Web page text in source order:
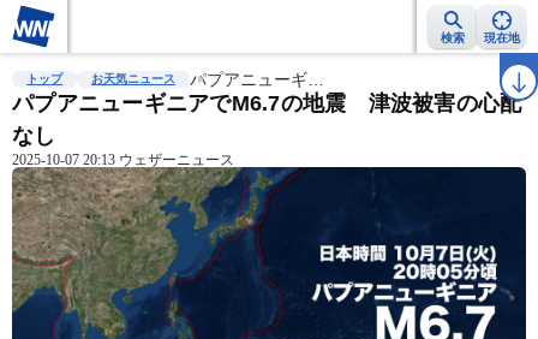
検索 現在地
雨雲レーダー 台風情報 地震情報 ラ
トップ お天気ニュース パプアニューギ…
パプアニューギニアでM6.7の地震 津波被害の心配
なし
2025-10-07 20:13 ウェザーニュース